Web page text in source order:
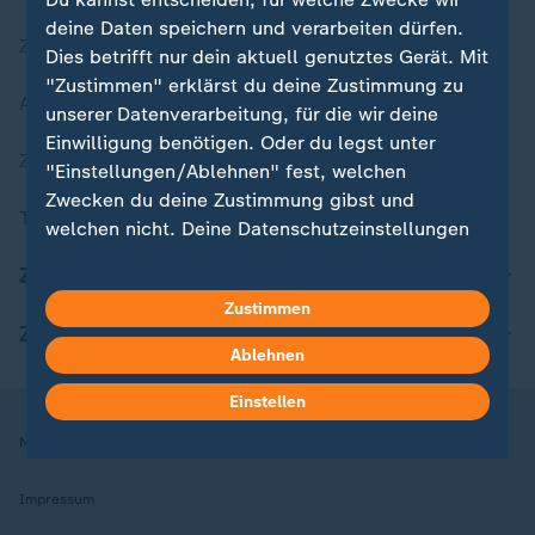
Zuletzt veröffentlicht
Aktuelle Sendungs-Videos
ZDFheute Stories
Themen im Überblick
ZDFheute Apps
Nutzungsbedingungen
Impressum
deine Daten speichern und verarbeiten dürfen.
Dies betrifft nur dein aktuell genutztes Gerät. Mit
"Zustimmen" erklärst du deine Zustimmung zu
unserer Datenverarbeitung, für die wir deine
Einwilligung benötigen. Oder du legst unter
"Einstellungen/Ablehnen" fest, welchen
Zwecken du deine Zustimmung gibst und
welchen nicht. Deine Datenschutzeinstellungen
in deinen Einstellungen widerrufen oder ändern.
Hier findest du das Impressum.
Weitere Informationen findest du in unserer
Datenschutzerklärung.
Zustimmen
Ablehnen
Einstellen